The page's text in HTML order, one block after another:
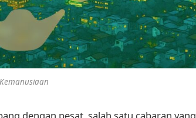
dengan pesat, salah satu cabaran yang